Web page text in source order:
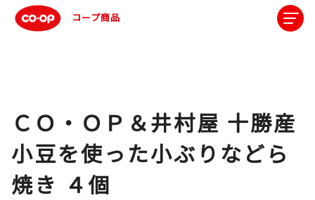
コープ商品
ＣＯ・ＯＰ＆井村屋 十勝産
小豆を使った小ぶりなどら
焼き ４個